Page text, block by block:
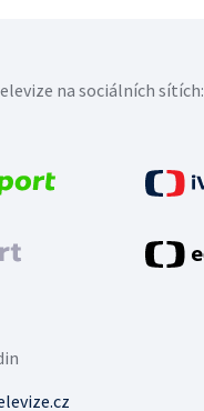
na sociálních sítích: